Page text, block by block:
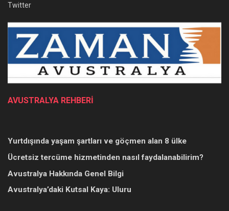
Twitter
AVUSTRALYA REHBERİ
Yurtdışında yaşam şartları ve göçmen alan 8 ülke
Ücretsiz tercüme hizmetinden nasıl faydalanabilirim?
Avustralya Hakkında Genel Bilgi
Avustralya’daki Kutsal Kaya: Uluru